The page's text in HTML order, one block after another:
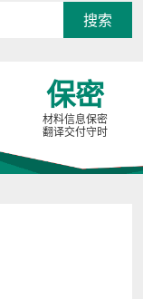
保密
材料信息保密
翻译交付守时